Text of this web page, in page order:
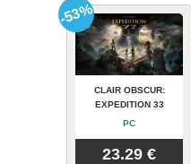
CLAIR OBSCUR:
EXPEDITION 33
PC
23.29 €
-53%